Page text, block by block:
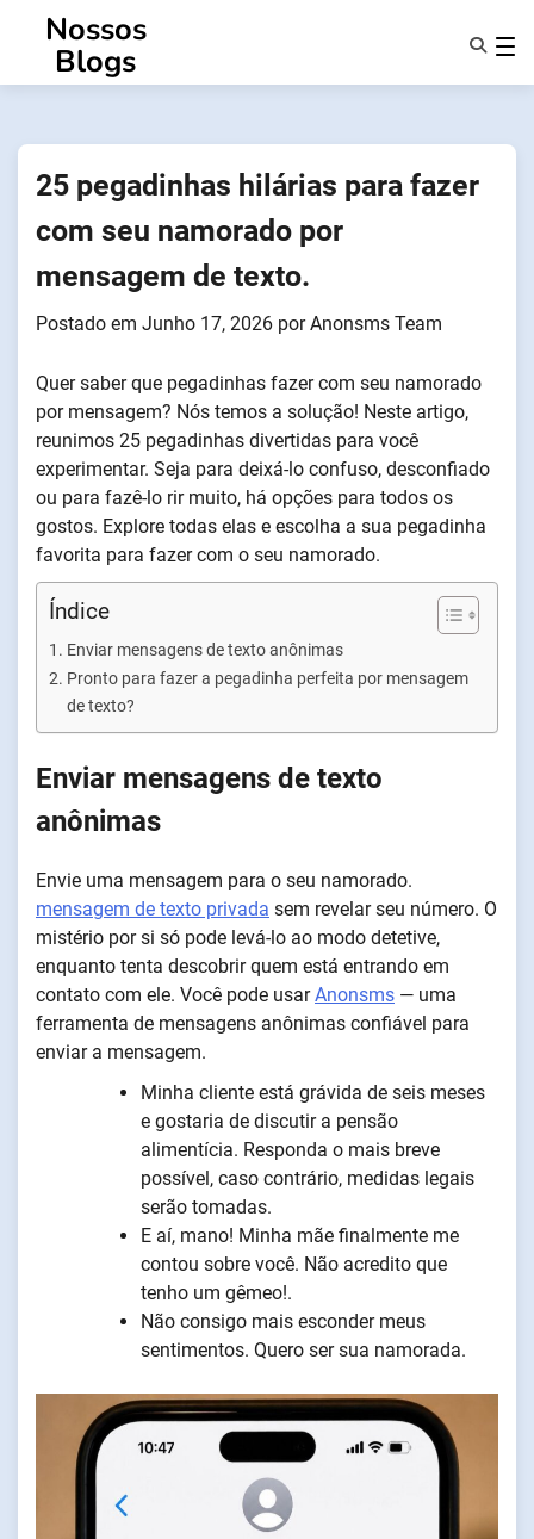
SaltarNossos
Blogs
Sobre Nós
25 pegadinhas hilárias para fazer
com seu namorado por
mensagem de texto.
Postado em Junho 17, 2026 porAnonsms Team
Quer saber que pegadinhas fazer com seu namorado
por mensagem? Nós temos a solução! Neste artigo,
reunimos 25 pegadinhas divertidas para você
experimentar. Seja para deixá-lo confuso, desconfiado
ou para fazê-lo rir muito, há opções para todos os
gostos. Explore todas elas e escolha a sua pegadinha
favorita para fazer com o seu namorado.
Índice
Enviar mensagens de texto anônimas
Pronto para fazer a pegadinha perfeita por mensagem
de texto?
Enviar mensagens de texto
anônimas
Envie uma mensagem para o seu namorado.
mensagem de texto privada sem revelar seu número. O
mistério por si só pode levá-lo ao modo detetive,
enquanto tenta descobrir quem está entrando em
contato com ele. Você pode usarAnonsms — uma
ferramenta de mensagens anônimas confiável para
enviar a mensagem.
Minha cliente está grávida de seis meses
e gostaria de discutir a pensão
alimentícia. Responda o mais breve
possível, caso contrário, medidas legais
serão tomadas.
E aí, mano! Minha mãe finalmente me
contou sobre você. Não acredito que
tenho um gêmeo!.
Não consigo mais esconder meus
sentimentos. Quero ser sua namorada.